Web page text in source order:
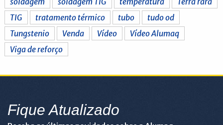
TIG
tratamento térmico tubo
tudo od
Tungstenio
Venda Vídeo
Vídeo Alumaq
Viga de reforço
Fique Atualizado